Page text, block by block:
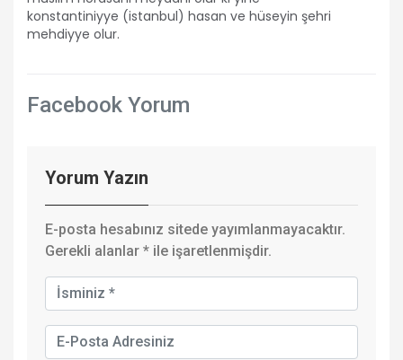
konstantiniyye (istanbul) hasan ve hüseyin şehri
mehdiyye olur.
Facebook Yorum
Yorum Yazın
E-posta hesabınız sitede yayımlanmayacaktır.
Gerekli alanlar * ile işaretlenmişdir.